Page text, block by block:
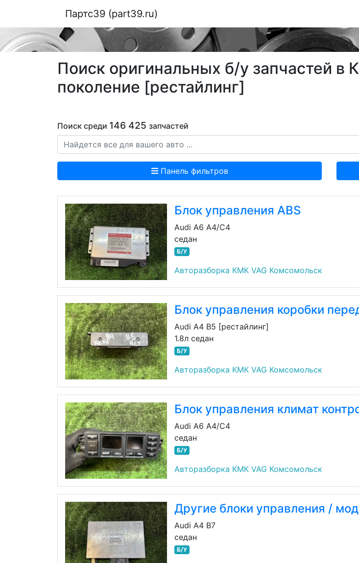
Партс39 (part39.ru)
Поиск оригинальных б/у запчастей в
поколение [рестайлинг]
Поиск среди 146 425 запчастей
Панель фильтров
Блок управления ABS
Audi A6 A4/C4
седан
Б/У
Авторазборка КМК VAG Комсомольск
Блок управления коробки
Audi A4 B5 [рестайлинг]
1.8л седан
Б/У
Авторазборка КМК VAG Комсомольск
Блок управления климат
Audi A6 A4/C4
седан
Б/У
Авторазборка КМК VAG Комсомольск
Другие блоки управления /
Audi A4 B7
седан
Б/У